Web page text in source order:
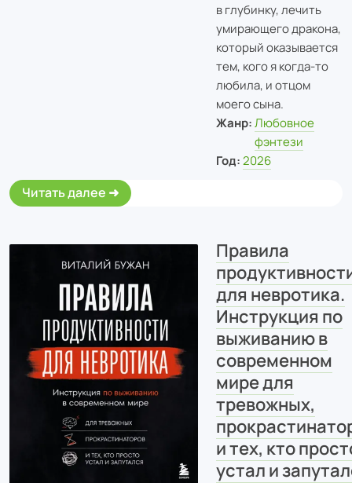
в глубинку, лечить
умирающего дракона,
который оказывается
тем, кого я когда-то
любила, и отцом
моего сына.
Жанр: Любовное
фэнтези
Год: 2026
Читать далее
Правила
для невротика.
Инструкция по
выживанию в
современном
мире для
тревожных,
и тех, кто
устал и